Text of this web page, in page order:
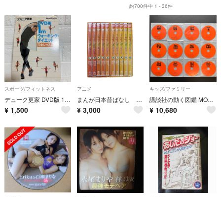
約700件中 1 - 36件
スポーツ/フィットネス
デューク更家 DVD版 1mウォーキング・ダイエット 完全レッスン
¥ 1,500
アニメ
まんが日本昔ばなし DVD-BOX 第1集 DVD
¥ 3,000
キッズ/ファミリー
講談社の動く図鑑 MOVE DVDのみ 12枚 セット まとめ売り ムーブ
¥ 10,680